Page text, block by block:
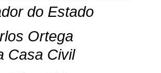
do Estado
Ortega
Casa Civil